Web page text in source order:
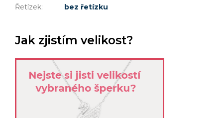
Řetízek: bez řetízku
Jak zjistím velikost?